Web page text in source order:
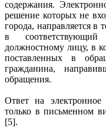
содержания.
решение которых не
города, направляется в
в
должностному лицу, в
поставленных в
гражданина,
обращения.
Ответ на электронное
только в письменном
[5].